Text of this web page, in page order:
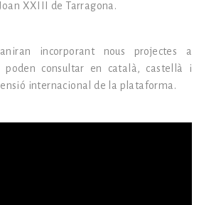
XXIII de Tarragona.
incorporant nous projectes a
poden consultar en català, castellà i
internacional de la plataforma.